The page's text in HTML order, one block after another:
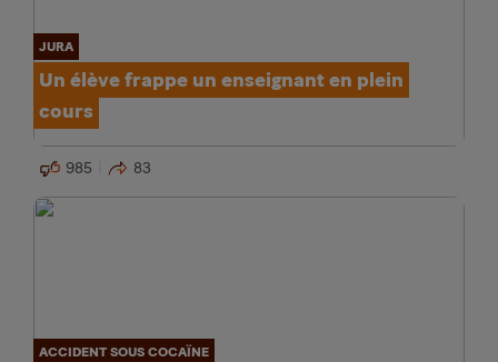
JURA
Un élève frappe un enseignant en plein
cours
985 83
ACCIDENT SOUS COCAÏNE